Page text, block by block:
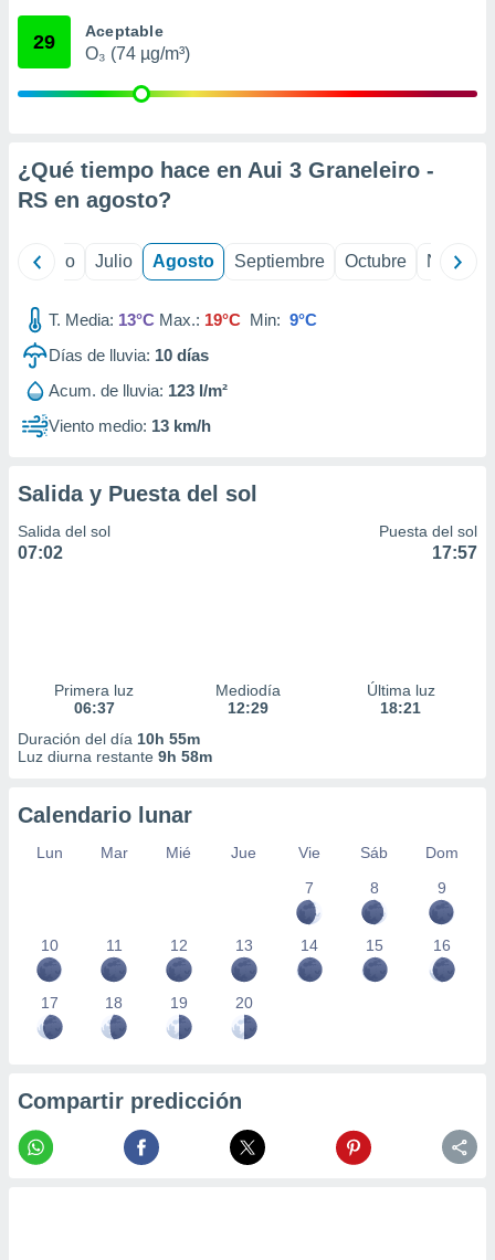
mediante
publicidad
1199
29 Aceptable
O₃ (74 µg/m³)
¿Qué tiempo hace en Aui 3 Graneleiro -
RS en agosto?
Junio Julio Agosto Septiembre Octubre
T. Media: 13°C Max.: 19°C Min: 9°C
Días de lluvia: 10 días
Acum. de lluvia: 123 l/m²
Viento medio: 13 km/h
Salida y Puesta del sol
Salida del sol
07:02
Puesta del sol
17:57
Primera luz
06:37
Mediodía
12:29
Última luz
18:21
Duración del día 10h 55m
Luz diurna restante 9h 58m
Calendario lunar
Lun Mar Mié Jue Vie Sáb
Dom
7
8 9
10 11 12 13 14 15 16
17 18 19 20
Compartir predicción